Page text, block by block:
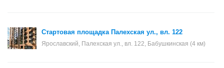
Стартовая площадка Палехская ул., вл. 122
Ярославский, Палехская ул., вл. 122, Бабушкинская (4 км)